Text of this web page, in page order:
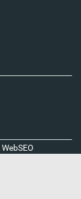
WebSEO